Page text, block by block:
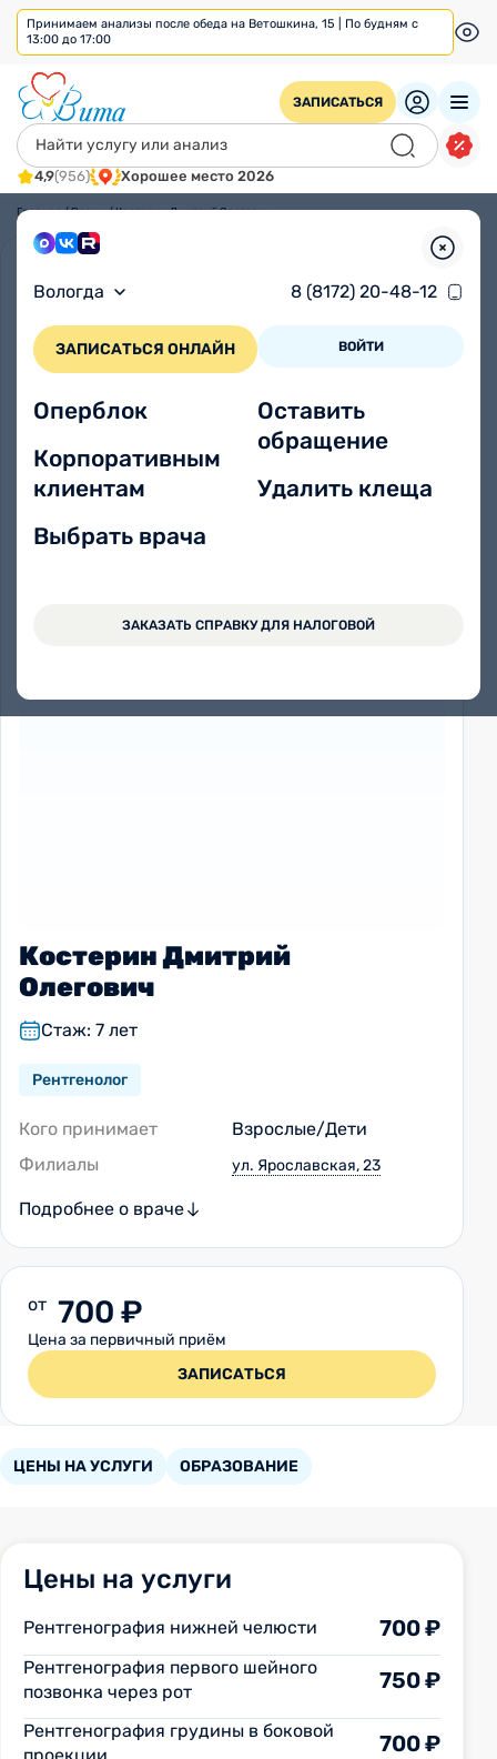
Принимаем анализы после обеда на Ветошкина, 15 | По будням с
13:00 до 17:00
ЗАПИСАТЬСЯ
4,9(956) Хорошее место 2026
Вологда 8 (8172) 20-48-12
ЗАПИСАТЬСЯ ОНЛАЙН ВОЙТИ
Оперблок
Корпоративным
клиентам
Выбрать врача
Оставить
обращение
Удалить клеща
ЗАКАЗАТЬ СПРАВКУ ДЛЯ НАЛОГОВОЙ
Главная/Врачи/Костерин Дмитрий Олегович
Костерин Дмитрий
Олегович
Стаж: 7 лет
Рентгенолог
Кого принимает
Взрослые/Дети
Филиалы
ул. Ярославская, 23
Подробнее о враче
от 700 ₽
Цена за первичный приём
ЗАПИСАТЬСЯ
ЦЕНЫ НА УСЛУГИ ОБРАЗОВАНИЕ
Цены на услуги
Рентгенография нижней челюсти 700 ₽
Рентгенография первого шейного
позвонка через рот
750 ₽
Рентгенография грудины в боковой
700 ₽